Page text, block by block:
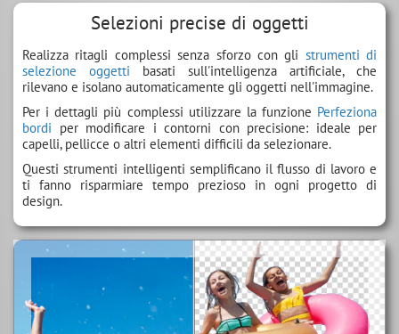
Selezioni precise di oggetti
Realizza ritagli complessi senza sforzo con gli strumenti di
selezione oggetti basati sull'intelligenza artificiale, che
rilevano e isolano automaticamente gli oggetti nell'immagine.
Per i dettagli più complessi utilizzare la funzione Perfeziona
bordi per modificare i contorni con precisione: ideale per
capelli, pellicce o altri elementi difficili da selezionare.
Questi strumenti intelligenti semplificano il flusso di lavoro e
ti fanno risparmiare tempo prezioso in ogni progetto di
design.